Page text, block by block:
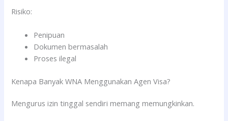
Risiko:
Penipuan
Dokumen bermasalah
Proses ilegal
Kenapa Banyak WNA Menggunakan Agen Visa?
Mengurus izin tinggal sendiri memang memungkinkan.